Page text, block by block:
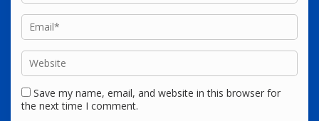
Save my name, email, and website in this browser for
the next time I comment.